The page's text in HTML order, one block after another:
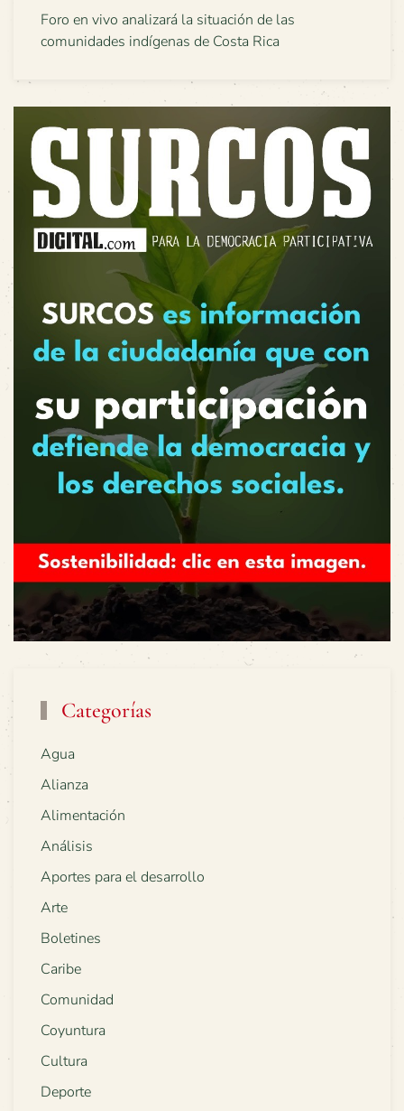
Foro en vivo analizará la situación de las
comunidades indígenas de Costa Rica
Categorías
Agua
Alianza
Alimentación
Análisis
Aportes para el desarrollo
Arte
Boletines
Caribe
Comunidad
Coyuntura
Cultura
Deporte